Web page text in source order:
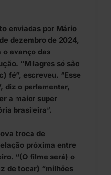
enviadas por Mário
dezembro de 2024,
o avanço das
“Milagres só são
fé”, escreveu. “Esse
diz o parlamentar,
a maior super
brasileira”.
troca de
próxima entre
“(O filme será) o
de tocar) “milhões